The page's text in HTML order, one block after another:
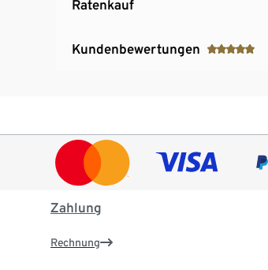
Ratenkauf
Kundenbewertungen
Zahlung
Rechnung